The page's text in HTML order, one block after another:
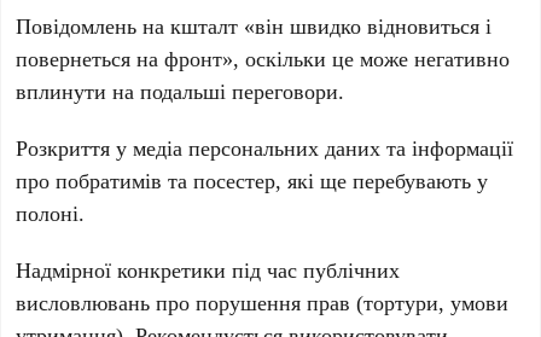
Повідомлень на кшталт «він швидко відновиться і
повернеться на фронт», оскільки це може негативно
вплинути на подальші переговори.
Розкриття у медіа персональних даних та інформації
про побратимів та посестер, які ще перебувають у
полоні.
Надмірної конкретики під час публічних
висловлювань про порушення прав (тортури, умови